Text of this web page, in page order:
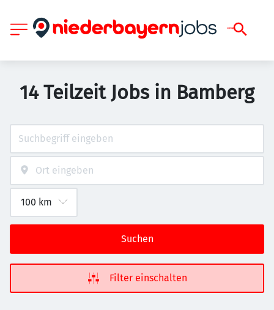
14 Teilzeit Jobs in Bamberg
Suchen
Filter einschalten